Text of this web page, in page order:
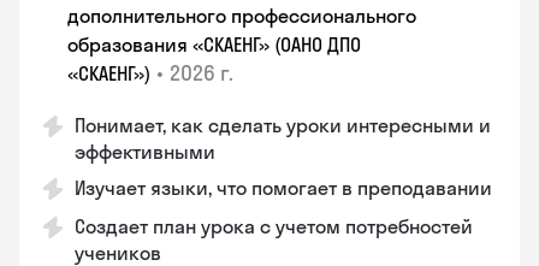
дополнительного профессионального
образования «СКАЕНГ» (ОАНО ДПО
«СКАЕНГ») • 2026 г.
Понимает, как сделать уроки интересными и
эффективными
Изучает языки, что помогает в преподавании
Создает план урока с учетом потребностей
учеников